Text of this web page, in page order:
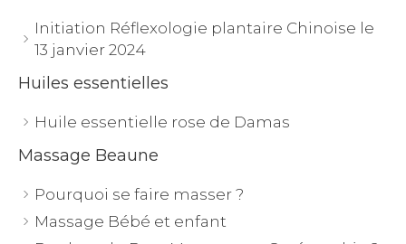
Initiation Réflexologie plantaire Chinoise le
13 janvier 2024
Huiles essentielles
Huile essentielle rose de Damas
Massage Beaune
Pourquoi se faire masser ?
Massage Bébé et enfant